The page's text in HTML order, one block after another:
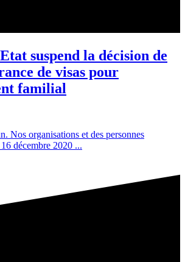
suspend la décision de
de visas pour
familial
Nos organisations et des personnes
décembre 2020 ...